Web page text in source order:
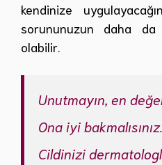
kendinize
sorununuzun daha da
olabilir.
Unutmayın, en
Ona iyi bakmalısınız.
Cildinizi